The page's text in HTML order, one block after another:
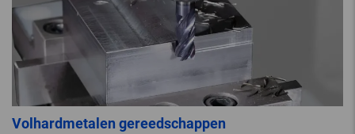
Volhardmetalen gereedschappen